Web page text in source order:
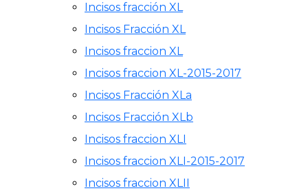
Incisos fracción XL
Incisos Fracción XL
Incisos fraccion XL
Incisos fraccion XL-2015-2017
Incisos Fracción XLa
Incisos Fracción XLb
Incisos fraccion XLI
Incisos fraccion XLI-2015-2017
Incisos fraccion XLII